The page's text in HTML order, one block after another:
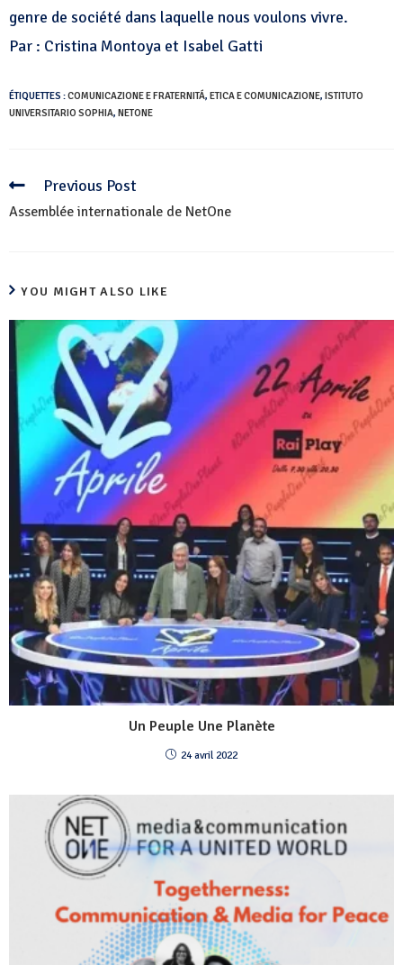
genre de société dans laquelle nous voulons vivre.
Par : Cristina Montoya et Isabel Gatti
ÉTIQUETTES :COMUNICAZIONE E FRATERNITÁ, ETICA E COMUNICAZIONE, ISTITUTO
UNIVERSITARIO SOPHIA, NETONE
Continuer
la
Previous Post
Assemblée internationale de NetOne
YOU MIGHT ALSO LIKE
Un Peuple Une Planète
24 avril 2022